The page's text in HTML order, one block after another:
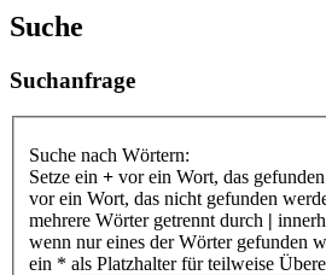
Suche
Suchanfrage
Suche nach Wörtern:
Setze ein + vor ein Wort, das
vor ein Wort, das nicht gefunden
mehrere Wörter getrennt durch |
wenn nur eines der Wörter gefunden
ein * als Platzhalter für teilweise